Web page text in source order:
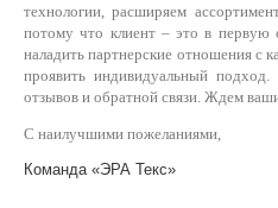
технологии, расширяем
потому что клиент – это в
наладить партнерские отношения с
проявить индивидуальный
отзывов и обратной связи. Ждем
С наилучшими пожеланиями,
Команда «ЭРА Текс»